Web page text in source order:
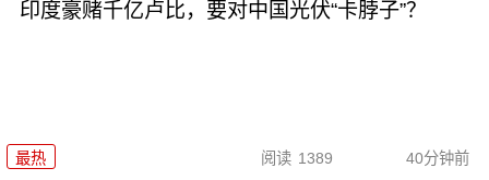
印度豪赌千亿卢比，要对中国光伏“卡脖子”？
最热 阅读 1389 40分钟前